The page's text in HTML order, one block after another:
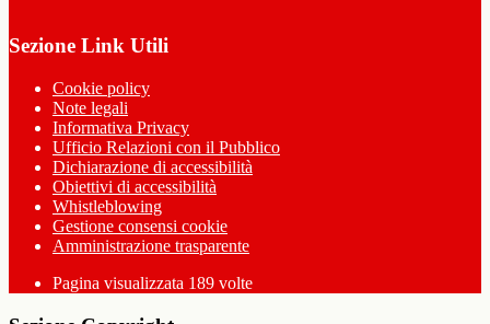
Sezione Link Utili
Cookie policy
Note legali
Informativa Privacy
Ufficio Relazioni con il Pubblico
Dichiarazione di accessibilità
Obiettivi di accessibilità
Whistleblowing
Gestione consensi cookie
Amministrazione trasparente
Pagina visualizzata 189 volte